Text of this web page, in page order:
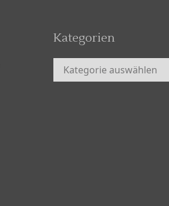
Kategorien
Kategorien